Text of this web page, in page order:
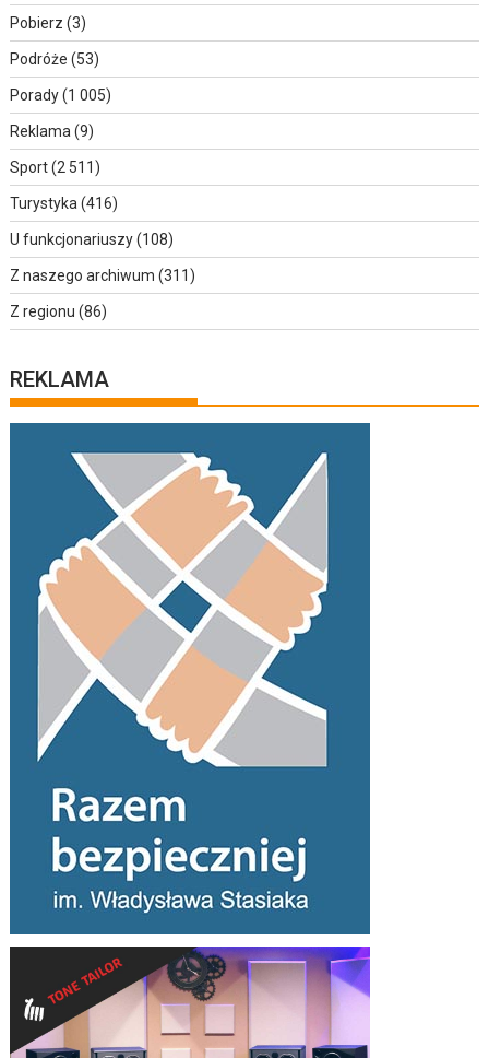
Pobierz (3)
Podróże (53)
Porady(1 005)
Reklama (9)
Sport(2 511)
Turystyka (416)
U funkcjonariuszy(108)
Z naszego archiwum (311)
Z regionu (86)
REKLAMA